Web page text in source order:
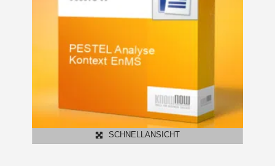
SCHNELLANSICHT